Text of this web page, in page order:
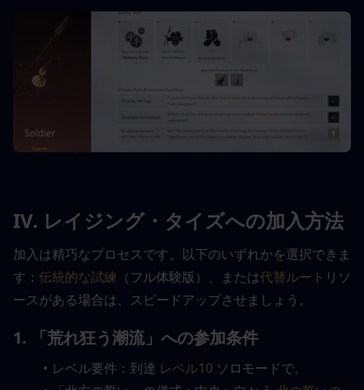
IV. レイジング・タイズへの加入方法
加入は精巧なプロセスです。以下のいずれかを選択できま
す： 伝統的な試練 （フル体験版）、または代替ルート リソ
ースがある場合は、スピードアップさせましょう。
1. 「荒れ狂う潮流」への参加条件
レベル要件：到達 レベル10 ソロモードで。